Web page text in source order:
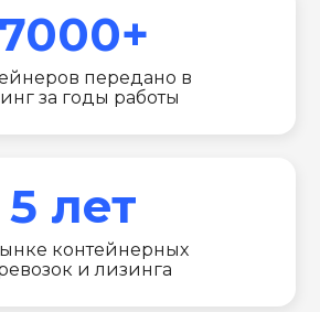
7000+
передано в
за годы работы
5 лет
контейнерных
и лизинга